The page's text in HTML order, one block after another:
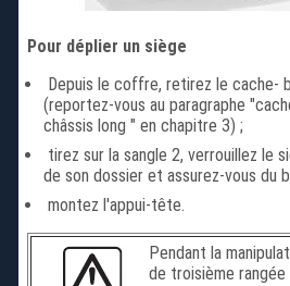
Pour déplier un siège
Depuis le coffre, retirez le cache-
(reportez-vous au paragraphe
châssis long " en chapitre 3) ;
tirez sur la sangle 2, verrouillez le
de son dossier et assurez-vous du
montez l'appui-tête.
Pendant la
de troisième rangée